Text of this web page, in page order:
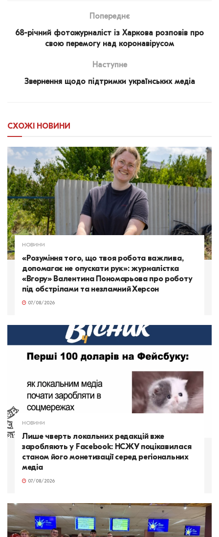
Попереднє
68-річний фотожурналіст із Харкова розповів про
свою перемогу над коронавірусом
Наступне
Звернення щодо підтримки українських медіа
СХОЖІ НОВИНИ
НОВИНИ
«Розуміння того, що твоя робота важлива,
допомагає не опускати рук»: журналістка
«Вгору» Валентина Пономарьова про роботу
під обстрілами та незламний Херсон
07/08/2026
НОВИНИ
Лише чверть локальних редакцій вже
заробляють у Facebook: НСЖУ поцікавилася
станом його монетизації серед регіональних
медіа
07/08/2026